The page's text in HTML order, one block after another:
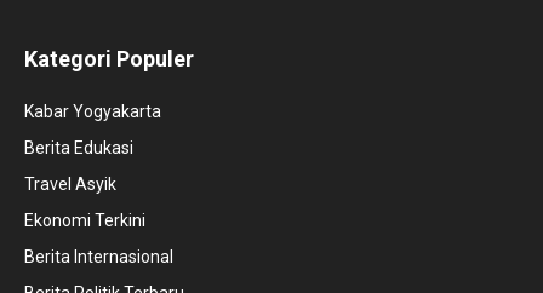
Kategori Populer
Kabar Yogyakarta
Berita Edukasi
Travel Asyik
Ekonomi Terkini
Berita Internasional